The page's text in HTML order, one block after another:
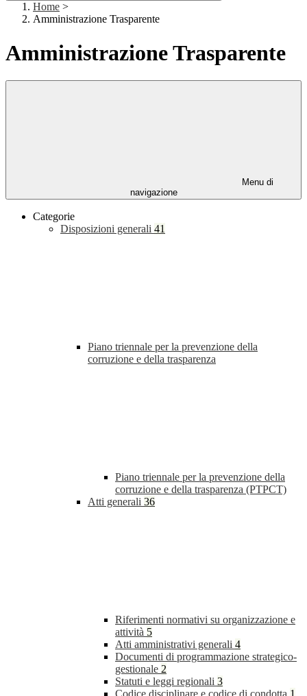
Home >
Amministrazione Trasparente
Amministrazione Trasparente
Menu di
navigazione
Categorie
Disposizioni generali 41
Piano triennale per la prevenzione della
corruzione e della trasparenza
Piano triennale per la prevenzione della
corruzione e della trasparenza (PTPCT)
Atti generali 36
Riferimenti normativi su organizzazione e
attività 5
Atti amministrativi generali 4
Documenti di programmazione strategico-
gestionale 2
Statuti e leggi regionali 3